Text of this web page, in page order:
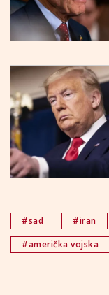
#sad #iran
#američka vojska